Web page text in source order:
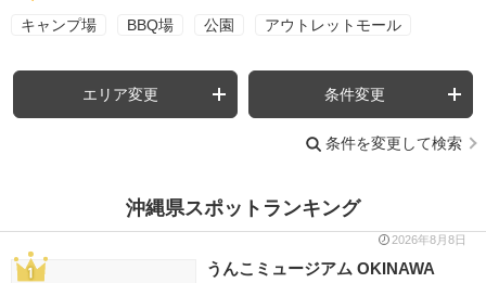
キャンプ場 BBQ場 公園 アウトレットモール
エリア変更 条件変更
条件を変更して検索
沖縄県スポットランキング
2026年8月8日
うんこミュージアム OKINAWA